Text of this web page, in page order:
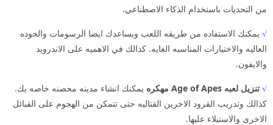
من التحديات باستخدام الذكاء الاصطناعي.
√ يمكنك الاستفاده من طريقه اللعب ويساعدك ايضا الرسومات والجوده
العاليه والاختيارات المناسبه الغايه. كذالك في الاهميه على الاندرويد
والايفون.
√ تنزيل لعبه Age of Apes مهكره
يمكنك انشاء مدينه محصنه خاصه بك.
كذالك وتدريب القرود الاخرين القتاليه حتى تتمكن من الهجوم على القبائل
الاخرى والاستيلاء عليها.